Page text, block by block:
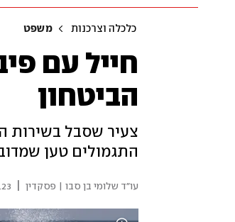
כלכלה וצרכנות משפט
חייל עם
הביטחון
צעיר שסבל בשירות
התגמולים טען
עו"ד שלומי בן סבו | פסקדין